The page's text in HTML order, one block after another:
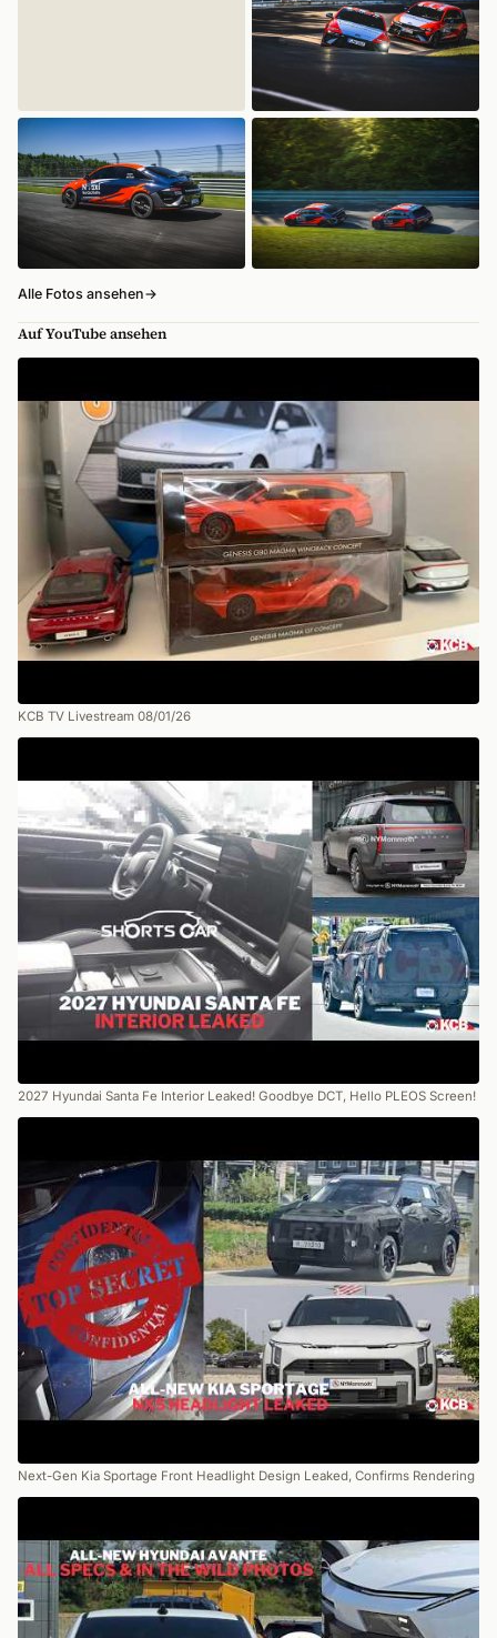
Alle Fotos ansehen→
Auf YouTube ansehen
KCB TV Livestream 08/01/26
2027 Hyundai Santa Fe Interior Leaked! Goodbye DCT, Hello PLEOS Screen!
Next-Gen Kia Sportage Front Headlight Design Leaked, Confirms Rendering